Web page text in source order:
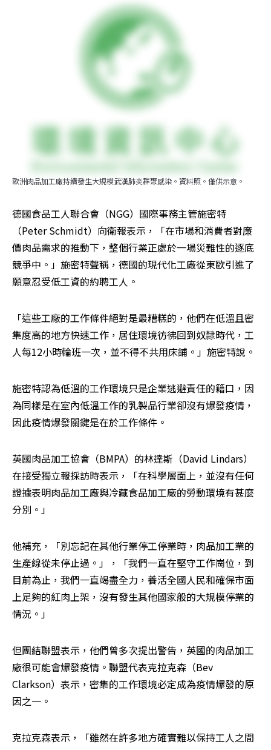
歐洲肉品加工廠持續發生大規模武漢肺炎群聚感染。資料照。僅供示意。
德國食品工人聯合會（NGG）國際事務主管施密特
（Peter Schmidt）向衛報表示，「在市場和消費者對廉
價肉品需求的推動下，整個行業正處於一場災難性的逐底
競爭中。」施密特聲稱，德國的現代化工廠從東歐引進了
願意忍受低工資的約聘工人。
「這些工廠的工作條件絕對是最糟糕的，他們在低溫且密
集度高的地方快速工作，居住環境彷彿回到奴隸時代，工
人每12小時輪班一次，並不得不共用床鋪。」施密特說。
施密特認為低溫的工作環境只是企業逃避責任的籍口，因
為同樣是在室內低溫工作的乳製品行業卻沒有爆發疫情，
因此疫情爆發關鍵是在於工作條件。
英國肉品加工協會（BMPA）的林達斯（David Lindars）
在接受獨立報採訪時表示，「在科學層面上，並沒有任何
證據表明肉品加工廠與冷藏食品加工廠的勞動環境有甚麼
分別。」
他補充，「別忘記在其他行業停工停業時，肉品加工業的
生產線從未停止過。」，「我們一直在堅守工作崗位，到
目前為止，我們一直竭盡全力，養活全國人民和確保市面
上足夠的紅肉上架，沒有發生其他國家般的大規模停業的
情況。」
但團結聯盟表示，他們曾多次提出警告，英國的肉品加工
廠很可能會爆發疫情。聯盟代表克拉克森（Bev
Clarkson）表示，密集的工作環境必定成為疫情爆發的原
因之一。
克拉克森表示，「雖然在許多地方確實難以保持工人之間